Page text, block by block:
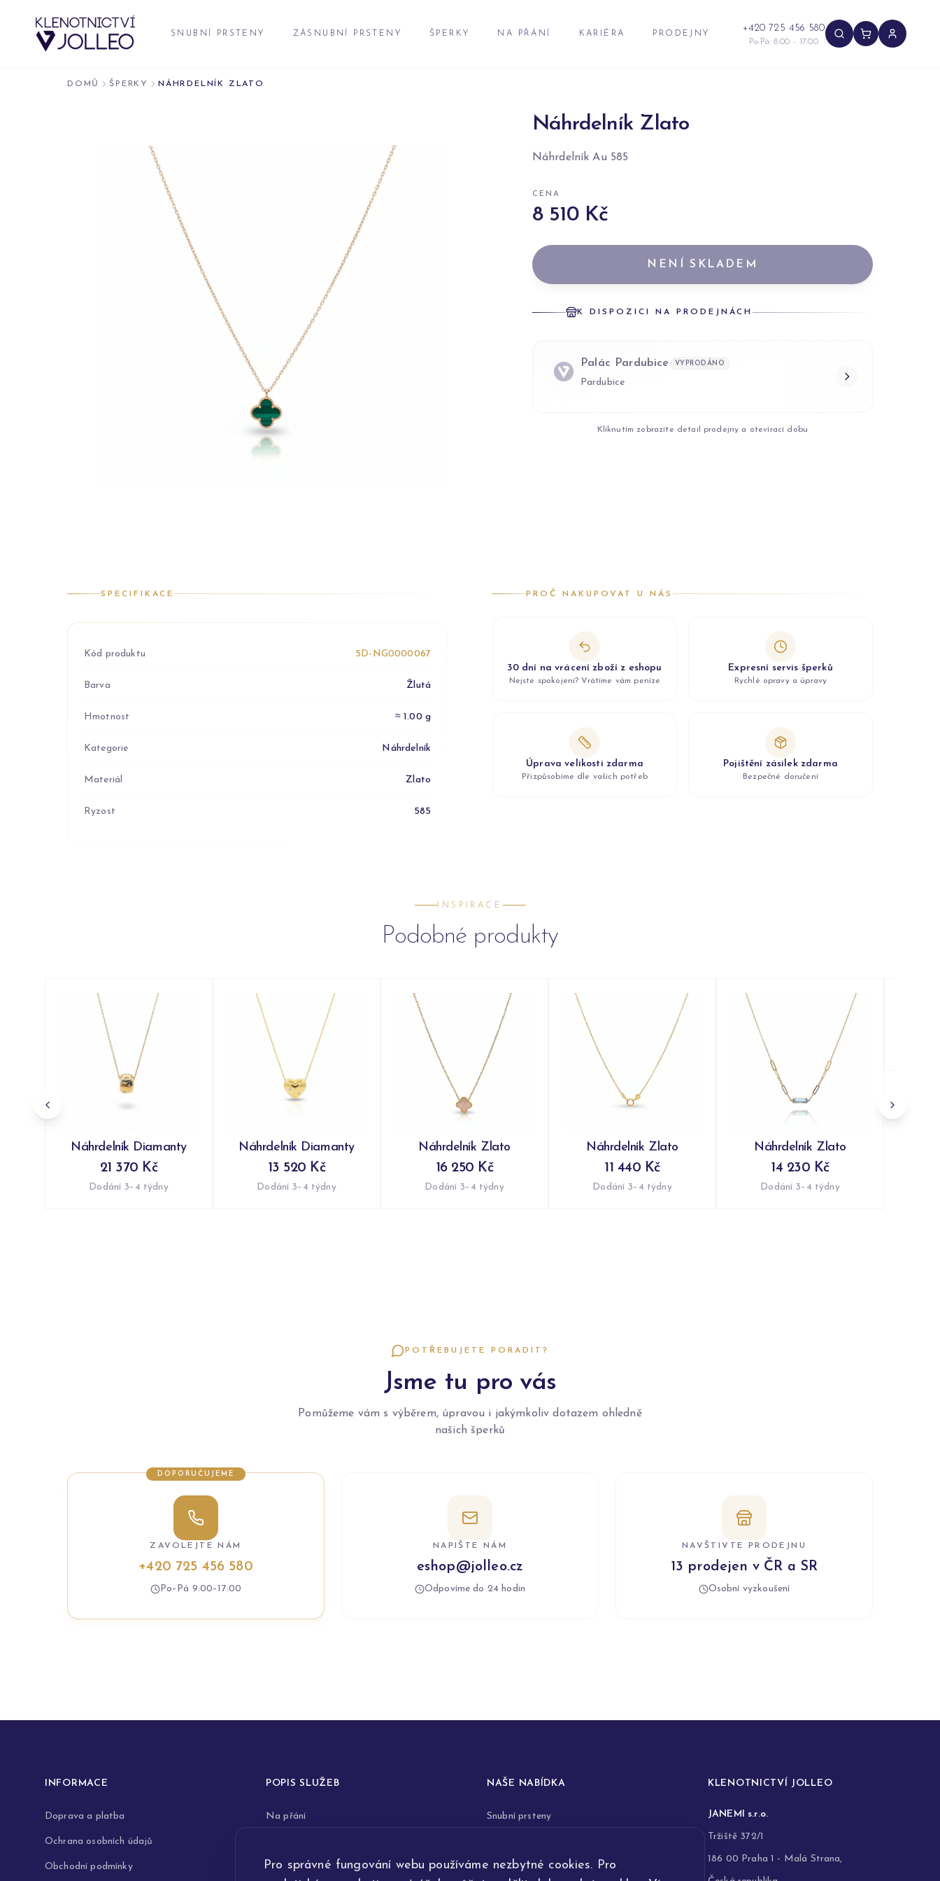
Pro správné fungování webu používáme nezbytné cookies. Pro
SNUBNÍ PRSTENY ZÁSNUBNÍ PRSTENY ŠPERKY NA PŘÁNÍ KARIÉRA PRODEJNY +420 725 456 580
Po-Pá: 8:00 - 17:00
DOMŮ ŠPERKY NÁHRDELNÍK ZLATO
Náhrdelník Zlato
Náhrdelník Au 585
CENA
8 510 Kč
NENÍ SKLADEM
K DISPOZICI NA PRODEJNÁCH
Palác Pardubice VYPRODÁNO
Pardubice
Kliknutím zobrazíte detail prodejny a otevírací dobu
SPECIFIKACE
Kód produktu 5D-NG0000067
Barva Žlutá
Hmotnost ≈ 1.00 g
Kategorie Náhrdelník
Materiál Zlato
Ryzost 585
PROČ NAKUPOVAT U NÁS
30 dní na vrácení zboží z eshopu
Nejste spokojeni? Vrátíme vám peníze
Expresní servis šperků
Rychlé opravy a úpravy
Úprava velikosti zdarma
Přizpůsobíme dle vašich potřeb
Pojištění zásilek zdarma
Bezpečné doručení
INSPIRACE
Podobné produkty
Náhrdelník Diamanty
21 370 Kč
Dodání 3–4 týdny
Náhrdelník Diamanty
13 520 Kč
Dodání 3–4 týdny
Náhrdelník Zlato
16 250 Kč
Dodání 3–4 týdny
Náhrdelník Zlato
11 440 Kč
Dodání 3–4 týdny
Náhrdelník Zlato
14 230 Kč
Dodání 3–4 týdny
POTŘEBUJETE PORADIT?
Jsme tu pro vás
Pomůžeme vám s výběrem, úpravou i jakýmkoliv dotazem ohledně
našich šperků
DOPORUČUJEME
ZAVOLEJTE NÁM
+420 725 456 580
Po–Pá 9:00–17:00
NAPIŠTE NÁM
eshop@jolleo.cz
Odpovíme do 24 hodin
NAVŠTIVTE PRODEJNU
13 prodejen v ČR a SR
Osobní vyzkoušení
INFORMACE
Doprava a platba
Ochrana osobních údajů
Obchodní podmínky
POPIS SLUŽEB
Na přání
Opravy a renovace šperků
NAŠE NABÍDKA
Snubní prsteny
Šperky
KLENOTNICTVÍ JOLLEO
JANEMI s.r.o.
Tržiště 372/1
186 00 Praha 1 - Malá Strana,